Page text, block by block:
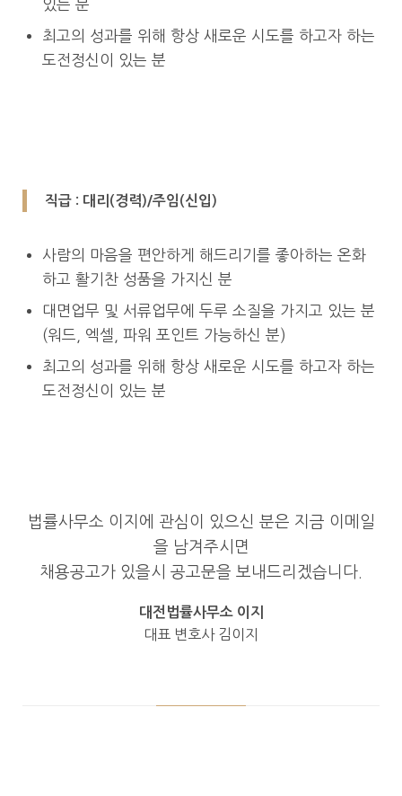
있는 분
최고의 성과를 위해 항상 새로운 시도를 하고자 하는
도전정신이 있는 분
직급 : 대리(경력)/주임(신입)
사람의 마음을 편안하게 해드리기를 좋아하는 온화
하고 활기찬 성품을 가지신 분
대면업무 및 서류업무에 두루 소질을 가지고 있는 분
(워드, 엑셀, 파워 포인트 가능하신 분)
최고의 성과를 위해 항상 새로운 시도를 하고자 하는
도전정신이 있는 분
법률사무소 이지에 관심이 있으신 분은 지금 이메일
을 남겨주시면
채용공고가 있을시 공고문을 보내드리겠습니다.
대전법률사무소 이지
대표 변호사 김이지